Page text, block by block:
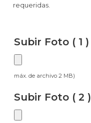
requeridas.
Subir Foto ( 1 )
máx. de archivo 2 MB)
Subir Foto ( 2 )